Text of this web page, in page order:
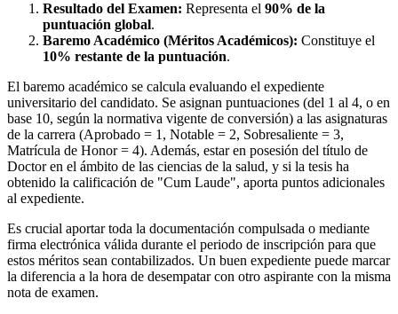
Resultado del Examen: Representa el 90% de la
puntuación global.
Baremo Académico (Méritos Académicos): Constituye el
10% restante de la puntuación.
El baremo académico se calcula evaluando el expediente
universitario del candidato. Se asignan puntuaciones (del 1 al 4, o en
base 10, según la normativa vigente de conversión) a las asignaturas
de la carrera (Aprobado = 1, Notable = 2, Sobresaliente = 3,
Matrícula de Honor = 4). Además, estar en posesión del título de
Doctor en el ámbito de las ciencias de la salud, y si la tesis ha
obtenido la calificación de "Cum Laude", aporta puntos adicionales
al expediente.
Es crucial aportar toda la documentación compulsada o mediante
firma electrónica válida durante el periodo de inscripción para que
estos méritos sean contabilizados. Un buen expediente puede marcar
la diferencia a la hora de desempatar con otro aspirante con la misma
nota de examen.